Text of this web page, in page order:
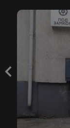
Previous